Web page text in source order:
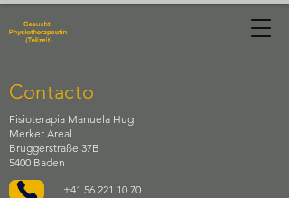
Contacto
Fisioterapia Manuela Hug
Merker Areal
Bruggerstraße 37B
5400 Baden
+41 56 221 10 70